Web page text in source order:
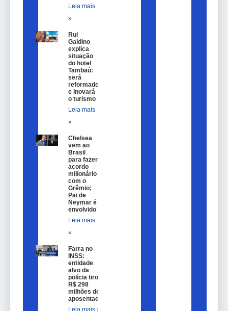
Leia mais
»
Rui
Galdino
explica
situação
do hotel
Tambaú:
será
reformado
e inovará
o turismo
Leia mais
»
Chelsea
vem ao
Brasil
para fazer
acordo
milionário
com o
Grêmio;
Pai de
Neymar é
envolvido
Leia mais
»
Farra no
INSS:
entidade
alvo da
polícia tirou
R$ 298
milhões de
aposentados
Leia mais »